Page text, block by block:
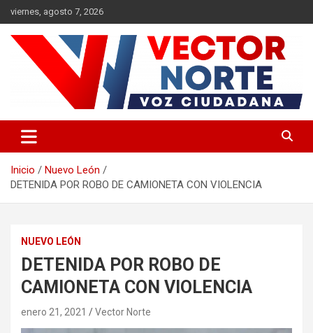
Saltar
al
contenido
viernes, agosto 7, 2026
Vector Norte
Inicio
Nuevo León
DETENIDA POR ROBO DE CAMIONETA CON VIOLENCIA
NUEVO LEÓN
DETENIDA POR ROBO DE
CAMIONETA CON VIOLENCIA
enero 21, 2021 Vector Norte